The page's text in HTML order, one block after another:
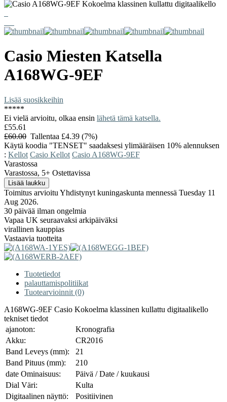
Casio Miesten Katsella
A168WG-9EF
Lisää suosikkeihin
*****
Ei vielä arvioitu, olkaa ensin lähetä tämä katsella.
£55.61
£60.00 Tallentaa £4.39 (7%)
Käytä koodia "TENSET" saadaksesi ylimääräisen 10% alennuksen
: Kellot Casio Kellot Casio A168WG-9EF
Varastossa
Varastossa, 5+ Ostettavissa
Toimitus arvioitu Yhdistynyt kuningaskunta mennessä Tuesday 11
Aug 2026.
30 päivää ilman ongelmia
Vapaa UK seuraavaksi arkipäiväksi
virallinen kauppias
Vastaavia tuotteita
Tuotetiedot
palauttamispolitiikat
Tuotearvioinnit (0)
A168WG-9EF Casio Kokoelma klassinen kullattu digitaalikello
tekniset tiedot
ajanoton:
Kronografia
Akku:
CR2016
Band Leveys (mm):
21
Band Pituus (mm):
210
date Ominaisuus:
Päivä / Date / kuukausi
Dial Väri:
Kulta
Digitaalinen näyttö:
Positiivinen